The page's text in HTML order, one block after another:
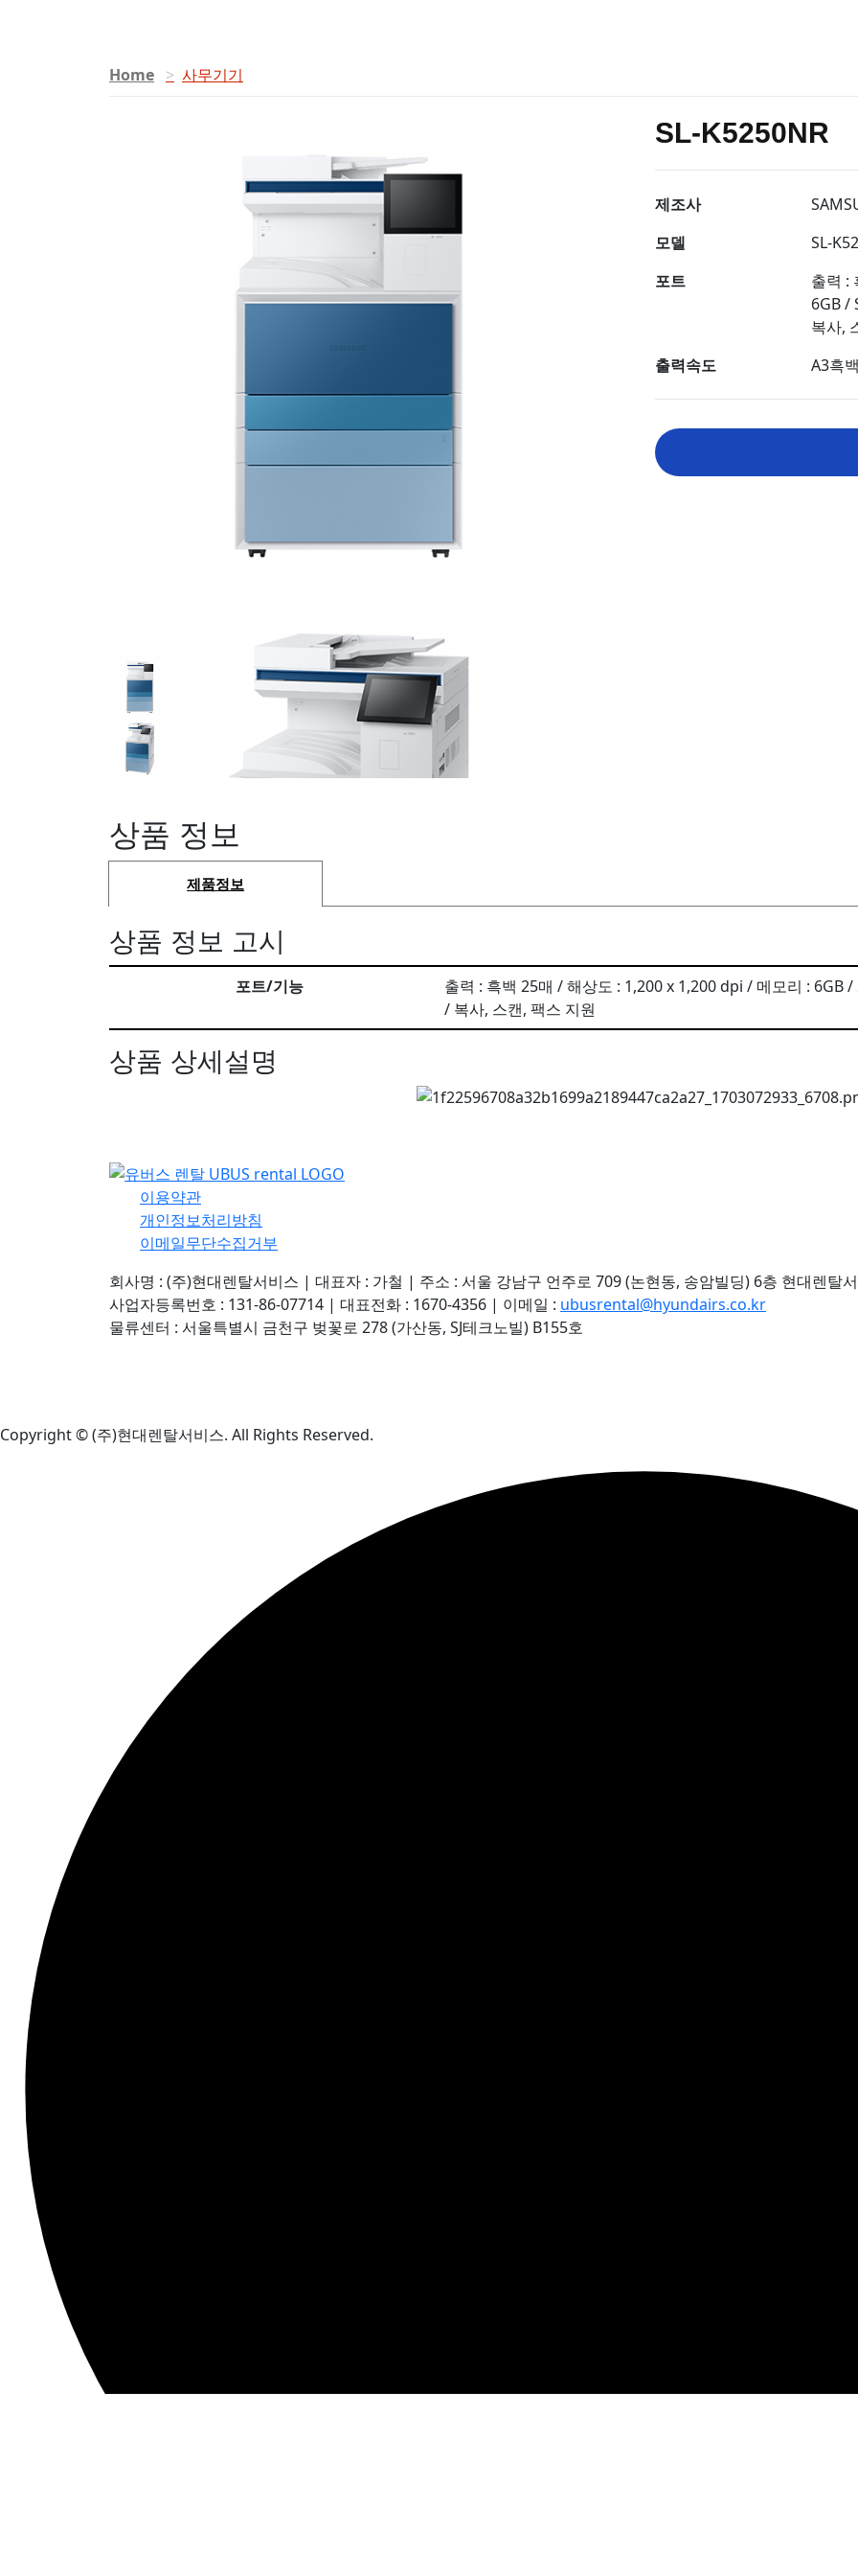
Home 사무기기
SL-K5250NR
제조사
모델
SL-
포트
출력 :
6GB /
복사,
출력속도
A3흑
상품 정보
제품정보
상품 정보 고시
포트/기능
출력 : 흑백 25매 / 해상도 : 1,200 x 1,200 dpi / 메모리 : 6GB
/ 복사, 스캔, 팩스 지원
상품 상세설명
이용약관
개인정보처리방침
이메일무단수집거부
회사명 : (주)현대렌탈서비스 | 대표자 : 가철 | 주소 : 서울 강남구 언주로 709 (논현동, 송암빌딩) 6층 현대렌탈
사업자등록번호 : 131-86-07714 | 대표전화 : 1670-4356 | 이메일 : ubusrental@hyundairs.co.kr
물류센터 : 서울특별시 금천구 벚꽃로 278 (가산동, SJ테크노빌) B155호
Copyright © (주)현대렌탈서비스. All Rights Reserved.